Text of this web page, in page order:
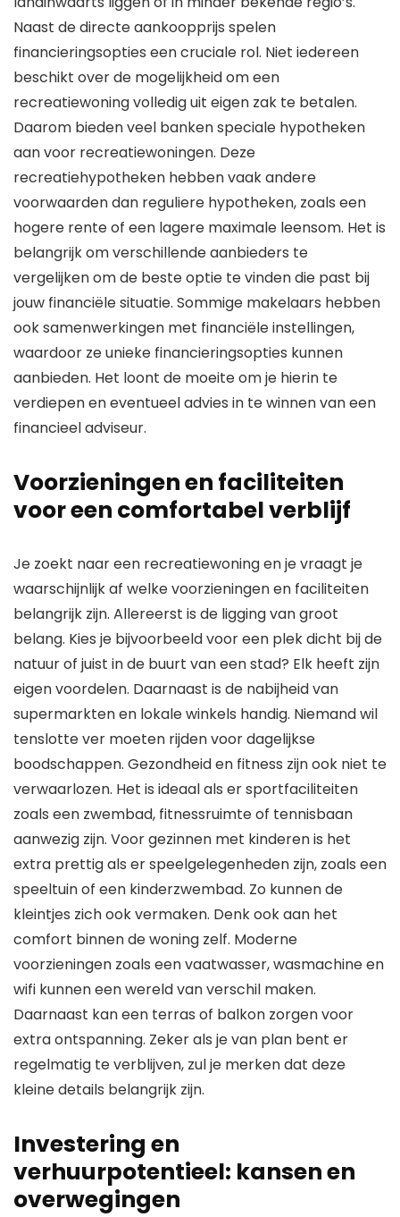
Naast de directe aankoopprijs spelen
financieringsopties een cruciale rol. Niet iedereen
beschikt over de mogelijkheid om een
recreatiewoning volledig uit eigen zak te betalen.
Daarom bieden veel banken speciale hypotheken
aan voor recreatiewoningen. Deze
recreatiehypotheken hebben vaak andere
voorwaarden dan reguliere hypotheken, zoals een
hogere rente of een lagere maximale leensom. Het is
belangrijk om verschillende aanbieders te
vergelijken om de beste optie te vinden die past bij
jouw financiële situatie. Sommige makelaars hebben
ook samenwerkingen met financiële instellingen,
waardoor ze unieke financieringsopties kunnen
aanbieden. Het loont de moeite om je hierin te
verdiepen en eventueel advies in te winnen van een
financieel adviseur.
Voorzieningen en faciliteiten
voor een comfortabel verblijf
Je zoekt naar een recreatiewoning en je vraagt je
waarschijnlijk af welke voorzieningen en faciliteiten
belangrijk zijn. Allereerst is de ligging van groot
belang. Kies je bijvoorbeeld voor een plek dicht bij de
natuur of juist in de buurt van een stad? Elk heeft zijn
eigen voordelen. Daarnaast is de nabijheid van
supermarkten en lokale winkels handig. Niemand wil
tenslotte ver moeten rijden voor dagelijkse
boodschappen. Gezondheid en fitness zijn ook niet te
verwaarlozen. Het is ideaal als er sportfaciliteiten
zoals een zwembad, fitnessruimte of tennisbaan
aanwezig zijn. Voor gezinnen met kinderen is het
extra prettig als er speelgelegenheden zijn, zoals een
speeltuin of een kinderzwembad. Zo kunnen de
kleintjes zich ook vermaken. Denk ook aan het
comfort binnen de woning zelf. Moderne
voorzieningen zoals een vaatwasser, wasmachine en
wifi kunnen een wereld van verschil maken.
Daarnaast kan een terras of balkon zorgen voor
extra ontspanning. Zeker als je van plan bent er
regelmatig te verblijven, zul je merken dat deze
kleine details belangrijk zijn.
Investering en
verhuurpotentieel: kansen en
overwegingen